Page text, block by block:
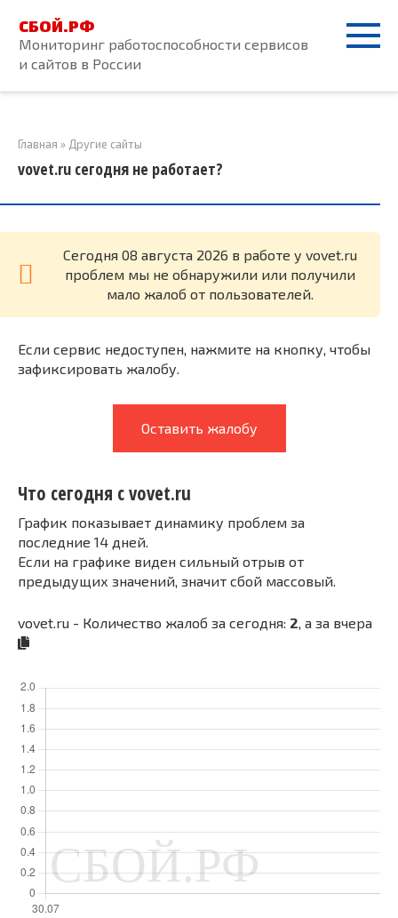
контенту
СБОЙ.РФ
Мониторинг работоспособности сервисов
и сайтов в России
Главная » Другие сайты
vovet.ru сегодня не работает?
Cегодня 08 августа 2026 в работе у vovet.ru
проблем мы не обнаружили или получили
мало жалоб от пользователей.
Если сервис недоступен, нажмите на кнопку, чтобы
зафиксировать жалобу.
Оставить жалобу
Что сегодня с vovet.ru
График показывает динамику проблем за
последние 14 дней.
Если на графике виден сильный отрыв от
предыдущих значений, значит сбой массовый.
vovet.ru - Количество жалоб за сегодня: 2 , а за вчера